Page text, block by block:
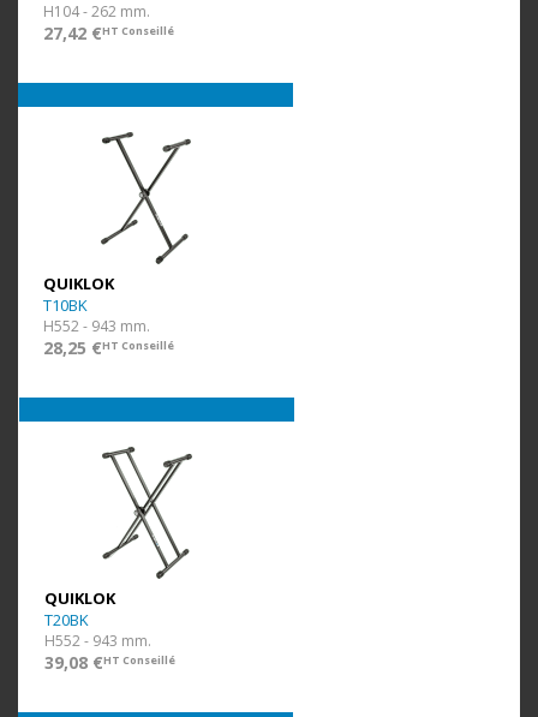
H104 - 262 mm.
27,42 €HT Conseillé
QUIKLOK
T10BK
H552 - 943 mm.
28,25 €HT Conseillé
QUIKLOK
T20BK
H552 - 943 mm.
39,08 €HT Conseillé